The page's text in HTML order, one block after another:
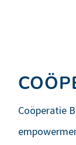
Coöperatie